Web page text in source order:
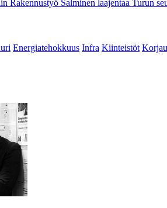
Rakennustyö Salminen laajentaa Turun
Energiatehokkuus Infra Kiinteistöt